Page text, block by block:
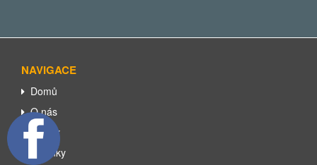
NAVIGACE
Domů
O nás
Služby
Novinky